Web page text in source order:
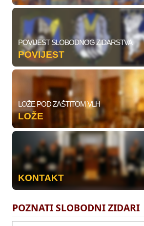
POVIJEST SLOBODNOG ZIDARSTVA
POVIJEST
LOŽE POD ZAŠTITOM VLH
LOŽE
KONTAKT
POZNATI SLOBODNI ZIDARI